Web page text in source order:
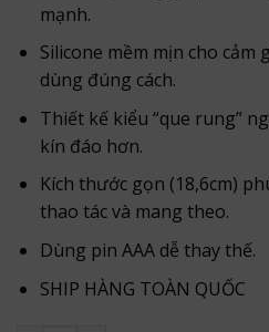
mạnh.
Silicone mềm mịn cho cảm
dùng đúng cách.
Thiết kế kiểu “que rung”
kín đáo hơn.
Kích thước gọn (18,6cm)
thao tác và mang theo.
Dùng pin AAA dễ thay thế.
SHIP HÀNG TOÀN QUỐC